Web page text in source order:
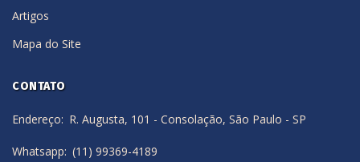
Artigos
Mapa do Site
CONTATO
Endereço R. Augusta, 101 - Consolação, São Paulo - SP
Whatsapp (11) 99369-4189